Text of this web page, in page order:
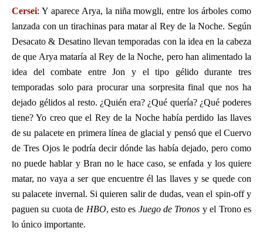
Cersei: Y aparece Arya, la niña mowgli, entre los árboles como
lanzada con un tirachinas para matar al Rey de la Noche. Según
Desacato & Desatino llevan temporadas con la idea en la cabeza
de que Arya mataría al Rey de la Noche, pero han alimentado la
idea del combate entre Jon y el tipo gélido durante tres
temporadas solo para procurar una sorpresita final que nos ha
dejado gélidos al resto. ¿Quién era? ¿Qué quería? ¿Qué poderes
tiene? Yo creo que el Rey de la Noche había perdido las llaves
de su palacete en primera línea de glacial y pensó que el Cuervo
de Tres Ojos le podría decir dónde las había dejado, pero como
no puede hablar y Bran no le hace caso, se enfada y los quiere
matar, no vaya a ser que encuentre él las llaves y se quede con
su palacete invernal. Si quieren salir de dudas, vean el spin-off y
paguen su cuota de HBO, esto es Juego de Tronos y el Trono es
lo único importante.